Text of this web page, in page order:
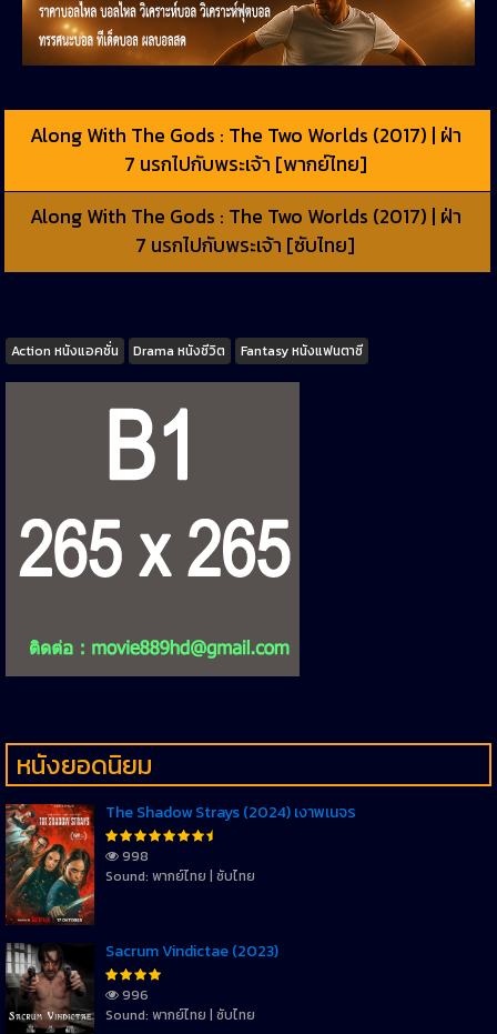
Along With The Gods : The Two Worlds (2017) | ฝ่า
7 นรกไปกับพระเจ้า [พากย์ไทย]
Along With The Gods : The Two Worlds (2017) | ฝ่า
7 นรกไปกับพระเจ้า [ซับไทย]
Tags
Action หนังแอคชั่น Drama หนังชีวิต Fantasy หนังแฟนตาซี
หนังยอดนิยม
The Shadow Strays (2024) เงาพเนจร
998
Sound: พากย์ไทย | ซับไทย
Sacrum Vindictae (2023)
996
Sound: พากย์ไทย | ซับไทย